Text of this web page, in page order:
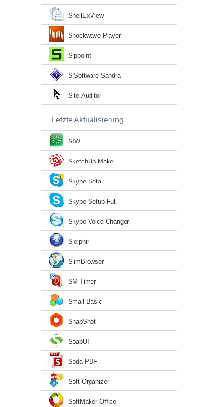
ShellExView
Shockwave Player
Sippoint
SiSoftware Sandra
Site-Auditor
Letzte Aktualisierung
SIW
SketchUp Make
Skype Beta
Skype Setup Full
Skype Voice Changer
Sleipnir
SlimBrowser
SM Timer
Small Basic
SnapShot
SoapUI
Soda PDF
Soft Organizer
SoftMaker Office